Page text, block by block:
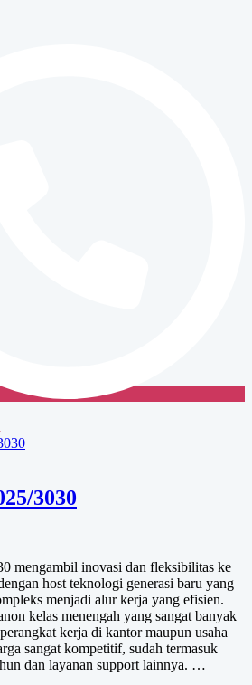
3030
mengambil inovasi dan fleksibilitas ke
host teknologi generasi baru yang
menjadi alur kerja yang efisien.
kelas menengah yang sangat banyak
kerja di kantor maupun usaha
sangat kompetitif, sudah termasuk
dan layanan support lainnya. …